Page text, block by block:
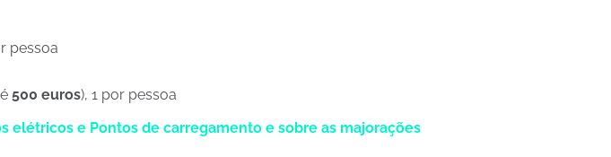
pessoa
500 euros), 1 por pessoa
elétricos e Pontos de carregamento e sobre as majorações